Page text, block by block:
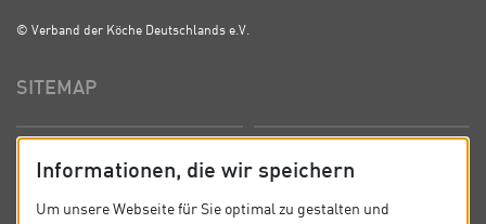
© Verband der Köche Deutschlands e.V.
SITEMAP
Informationen, die wir speichern
Um unsere Webseite für Sie optimal zu gestalten und